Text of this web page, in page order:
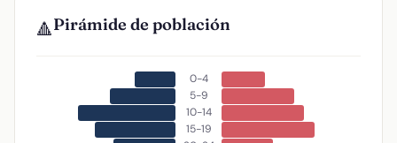
🔺Pirámide de población
0-4
5-9
10-14
15-19